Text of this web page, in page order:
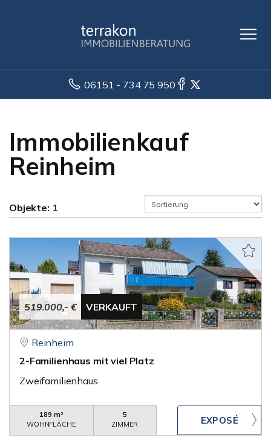
06151 - 734 75 950
Immobilienkauf
Reinheim
Objekte: 1
519.000,- € VERKAUFT
Reinheim
2-Familienhaus mit viel Platz
Zweifamilienhaus
189 m²
WOHNFLÄCHE
5
ZIMMER